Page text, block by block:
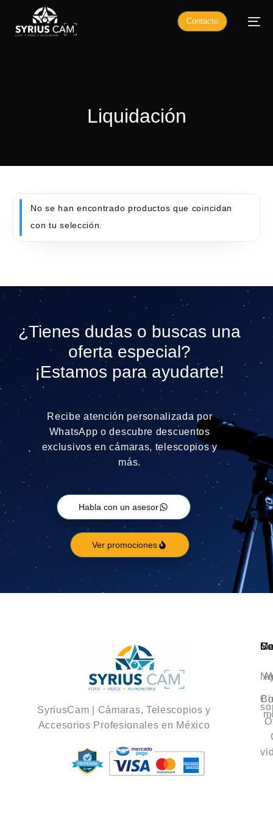
Contacto
Liquidación
No se han encontrado productos que coincidan
con tu selección.
¿Tienes dudas o buscas una
oferta especial?
¡Estamos para ayudarte!
Recibe atención personalizada por
WhatsApp o descubre descuentos
exclusivos en cámaras, telescopios y
más.
Habla con un asesor
Ver promociones
SyriusCam | Cámaras, Telescopios y
Accesorios Profesionales en México